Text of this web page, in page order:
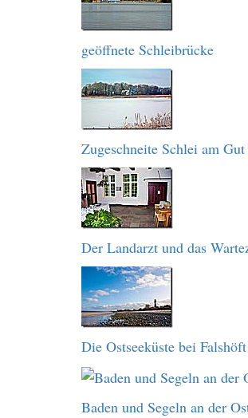
geöffnete Schleibrücke
Zugeschneite Schlei am
Der Landarzt und das
Die Ostseeküste bei Falshöft
Baden und Segeln an der